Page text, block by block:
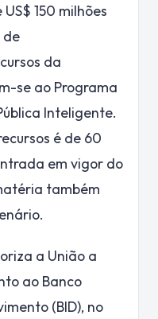
150 milhões
de
da
se ao Programa
Inteligente.
é de 60
em vigor do
também
a União a
ao Banco
(BID), no